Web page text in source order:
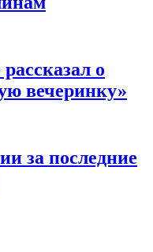
о
вечеринку»
за последние